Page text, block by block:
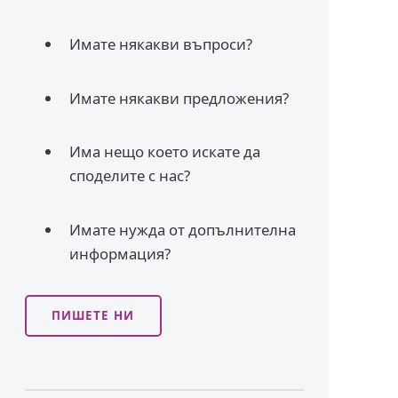
Имате някакви въпроси?
Имате някакви предложения?
Има нещо което искате да
споделите с нас?
Имате нужда от допълнителна
информация?
ПИШЕТЕ НИ